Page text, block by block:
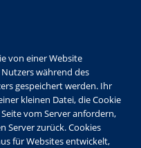
von einer Website
während des
gespeichert werden. Ihr
kleinen Datei, die Cookie
vom Server anfordern,
Server zurück. Cookies
für Websites entwickelt,